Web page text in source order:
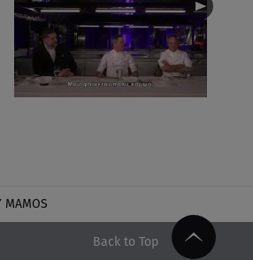
MAMOS
Back to Top